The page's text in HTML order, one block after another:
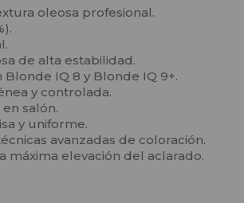
oleosa profesional.
de alta estabilidad.
IQ 8 y Blonde IQ 9+.
y controlada.
salón.
y uniforme.
avanzadas de coloración.
máxima elevación del aclarado.